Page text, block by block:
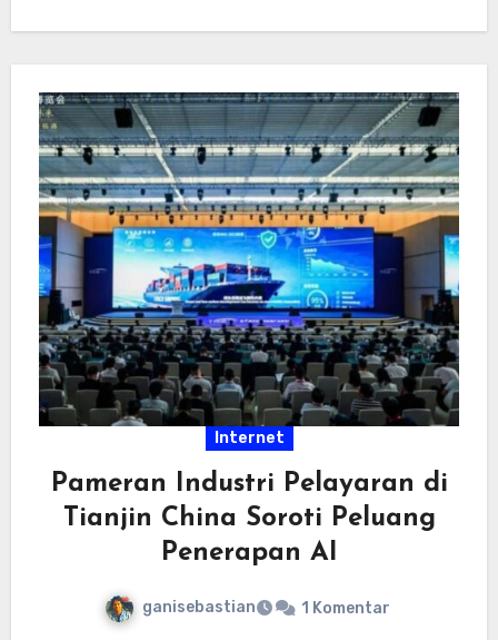
Internet
Pameran Industri Pelayaran di
Tianjin China Soroti Peluang
Penerapan AI
ganisebastian 1 Komentar